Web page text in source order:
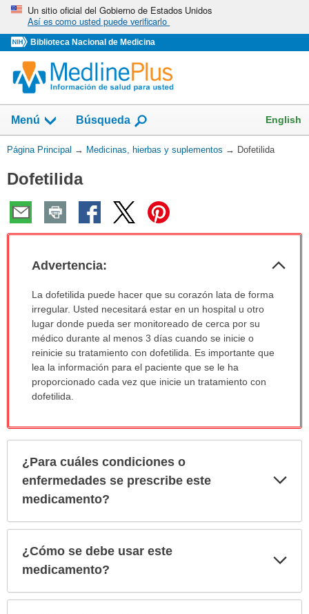
Omita
vaya
al
Contenido
Un sitio oficial del Gobierno de Estados Unidos
Así es como usted puede verificarlo
Biblioteca Nacional de Medicina
Menú
Mostrar
campo
de
Búsqueda English
Usted
aquí:
Página Principal → Medicinas, hierbas y suplementos → Dofetilida
Dofetilida
Advertencia:
Advertencia:
sido
extendido.
La dofetilida puede hacer que su corazón lata de forma
irregular. Usted necesitará estar en un hospital u otro
lugar donde pueda ser monitoreado de cerca por su
médico durante al menos 3 días cuando se inicie o
reinicie su tratamiento con dofetilida. Es importante que
lea la información para el paciente que se le ha
proporcionado cada vez que inicie un tratamiento con
dofetilida.
¿Para cuáles condiciones o
enfermedades se prescribe este
medicamento?
¿Cómo se debe usar este
medicamento?